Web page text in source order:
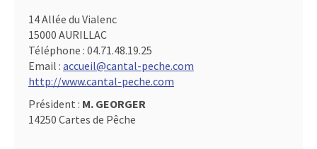
14 Allée du Vialenc
15000 AURILLAC
Téléphone : 04.71.48.19.25
Email : accueil@cantal-peche.com
http://www.cantal-peche.com
Président : M. GEORGER
14250 Cartes de Pêche